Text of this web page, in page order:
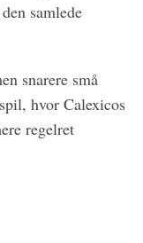
samlede
snarere små
hvor Calexicos
regelret